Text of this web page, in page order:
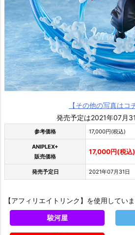
【その他の写真はコ
発売予定は2021年07月31
参考価格 17,000円(税込)
ANIPLEX+
販売価格
17,000円(税込)
発売予定日 2021年07月31日
【アフィリエイトリンク】を使用してい
駿河屋